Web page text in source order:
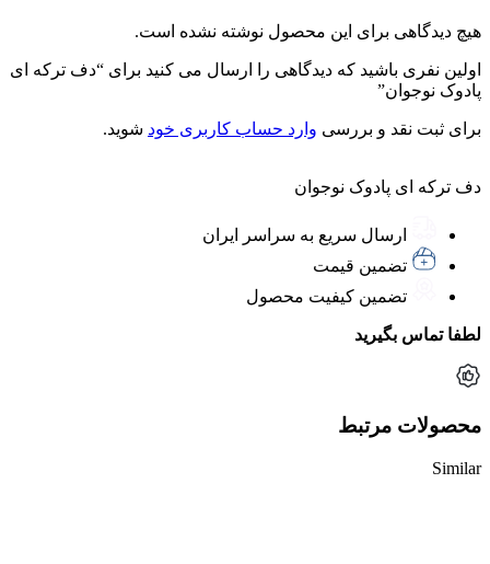
هیچ دیدگاهی برای این محصول نوشته نشده است.
اولین نفری باشید که دیدگاهی را ارسال می کنید برای “دف ترکه ای
پادوک نوجوان”
برای ثبت نقد و بررسی وارد حساب کاربری خود شوید.
دف ترکه ای پادوک نوجوان
ارسال سریع به سراسر ایران
تضمین قیمت
تضمین کیفیت محصول
لطفا تماس بگیرید
محصولات مرتبط
Similar